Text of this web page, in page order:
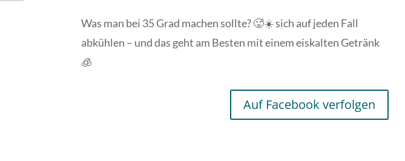
Was man bei 35 Grad machen sollte? 🥵☀️ sich auf jeden Fall
abkühlen – und das geht am Besten mit einem eiskalten Getränk
🧊
Auf Facebook verfolgen